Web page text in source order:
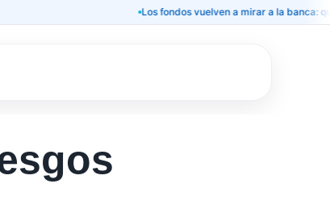
Los fondos vuelven a mirar a la banca: qué